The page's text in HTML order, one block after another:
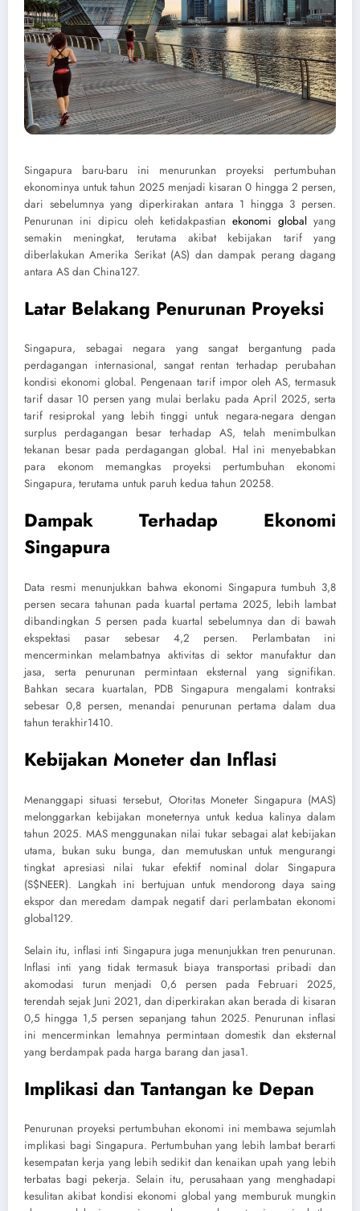
Singapura baru-baru ini menurunkan proyeksi pertumbuhan
ekonominya untuk tahun 2025 menjadi kisaran 0 hingga 2 persen,
dari sebelumnya yang diperkirakan antara 1 hingga 3 persen.
Penurunan ini dipicu oleh ketidakpastian ekonomi global yang
semakin meningkat, terutama akibat kebijakan tarif yang
diberlakukan Amerika Serikat (AS) dan dampak perang dagang
antara AS dan China127.
Latar Belakang Penurunan Proyeksi
Singapura, sebagai negara yang sangat bergantung pada
perdagangan internasional, sangat rentan terhadap perubahan
kondisi ekonomi global. Pengenaan tarif impor oleh AS, termasuk
tarif dasar 10 persen yang mulai berlaku pada April 2025, serta
tarif resiprokal yang lebih tinggi untuk negara-negara dengan
surplus perdagangan besar terhadap AS, telah menimbulkan
tekanan besar pada perdagangan global. Hal ini menyebabkan
para ekonom memangkas proyeksi pertumbuhan ekonomi
Singapura, terutama untuk paruh kedua tahun 20258.
Dampak Terhadap Ekonomi
Singapura
Data resmi menunjukkan bahwa ekonomi Singapura tumbuh 3,8
persen secara tahunan pada kuartal pertama 2025, lebih lambat
dibandingkan 5 persen pada kuartal sebelumnya dan di bawah
ekspektasi pasar sebesar 4,2 persen. Perlambatan ini
mencerminkan melambatnya aktivitas di sektor manufaktur dan
jasa, serta penurunan permintaan eksternal yang signifikan.
Bahkan secara kuartalan, PDB Singapura mengalami kontraksi
sebesar 0,8 persen, menandai penurunan pertama dalam dua
tahun terakhir1410.
Kebijakan Moneter dan Inflasi
Menanggapi situasi tersebut, Otoritas Moneter Singapura (MAS)
melonggarkan kebijakan moneternya untuk kedua kalinya dalam
tahun 2025. MAS menggunakan nilai tukar sebagai alat kebijakan
utama, bukan suku bunga, dan memutuskan untuk mengurangi
tingkat apresiasi nilai tukar efektif nominal dolar Singapura
(S$NEER). Langkah ini bertujuan untuk mendorong daya saing
ekspor dan meredam dampak negatif dari perlambatan ekonomi
global129.
Selain itu, inflasi inti Singapura juga menunjukkan tren penurunan.
Inflasi inti yang tidak termasuk biaya transportasi pribadi dan
akomodasi turun menjadi 0,6 persen pada Februari 2025,
terendah sejak Juni 2021, dan diperkirakan akan berada di kisaran
0,5 hingga 1,5 persen sepanjang tahun 2025. Penurunan inflasi
ini mencerminkan lemahnya permintaan domestik dan eksternal
yang berdampak pada harga barang dan jasa1.
Implikasi dan Tantangan ke Depan
Penurunan proyeksi pertumbuhan ekonomi ini membawa sejumlah
implikasi bagi Singapura. Pertumbuhan yang lebih lambat berarti
kesempatan kerja yang lebih sedikit dan kenaikan upah yang lebih
terbatas bagi pekerja. Selain itu, perusahaan yang menghadapi
kesulitan akibat kondisi ekonomi global yang memburuk mungkin